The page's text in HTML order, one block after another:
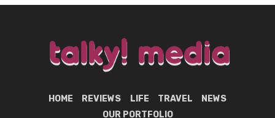
HOME REVIEWS LIFE TRAVEL
NEWS
OUR PORTFOLIO